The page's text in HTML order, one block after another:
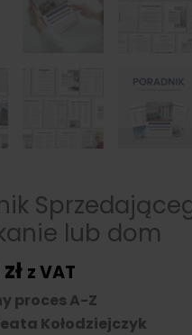
lub dom
zł z VAT
proces A-Z
Kołodziejczyk